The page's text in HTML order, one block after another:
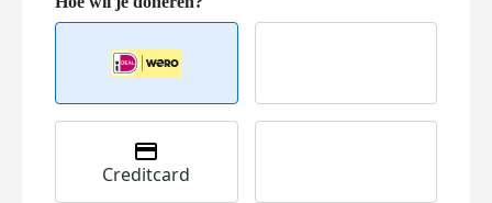
Creditcard